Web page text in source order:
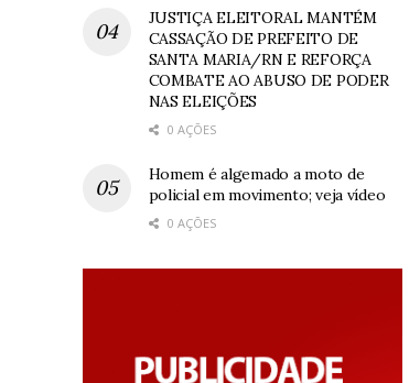
JUSTIÇA ELEITORAL MANTÉM
CASSAÇÃO DE PREFEITO DE
SANTA MARIA/RN E REFORÇA
COMBATE AO ABUSO DE PODER
NAS ELEIÇÕES
0 AÇÕES
Homem é algemado a moto de
policial em movimento; veja vídeo
0 AÇÕES